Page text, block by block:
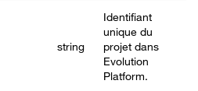
string
Identifiant
unique du
projet dans
Evolution
Platform.